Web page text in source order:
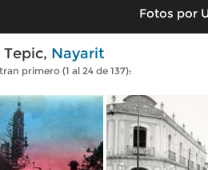
Fotos por
Nayarit
primero (1 al 24 de 137):